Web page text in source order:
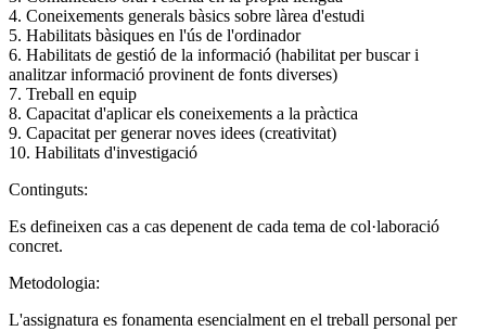
4. Coneixements generals bàsics sobre làrea d'estudi
5. Habilitats bàsiques en l'ús de l'ordinador
6. Habilitats de gestió de la informació (habilitat per buscar i
analitzar informació provinent de fonts diverses)
7. Treball en equip
8. Capacitat d'aplicar els coneixements a la pràctica
9. Capacitat per generar noves idees (creativitat)
10. Habilitats d'investigació
Continguts:
Es defineixen cas a cas depenent de cada tema de col·laboració
concret.
Metodologia:
L'assignatura es fonamenta esencialment en el treball personal per